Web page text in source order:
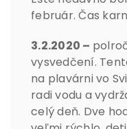
február. Čas
3.2.2020 –
vysvedčení.
na plavárni vo
radi vodu a
celý deň. Dve